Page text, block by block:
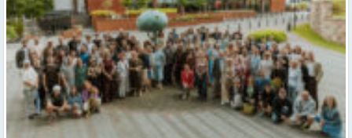
Valmieras teātris uzsāk 104. sezonu – par varu, brīvību